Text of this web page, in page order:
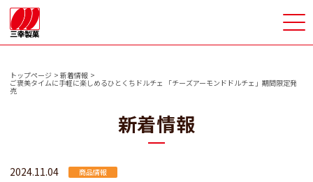
トップページ 新着情報
ご褒美タイムに手軽に楽しめるひとくちドルチェ 「チーズアーモンドドルチェ」期間限定発
売
新着情報
2024.11.04 商品情報